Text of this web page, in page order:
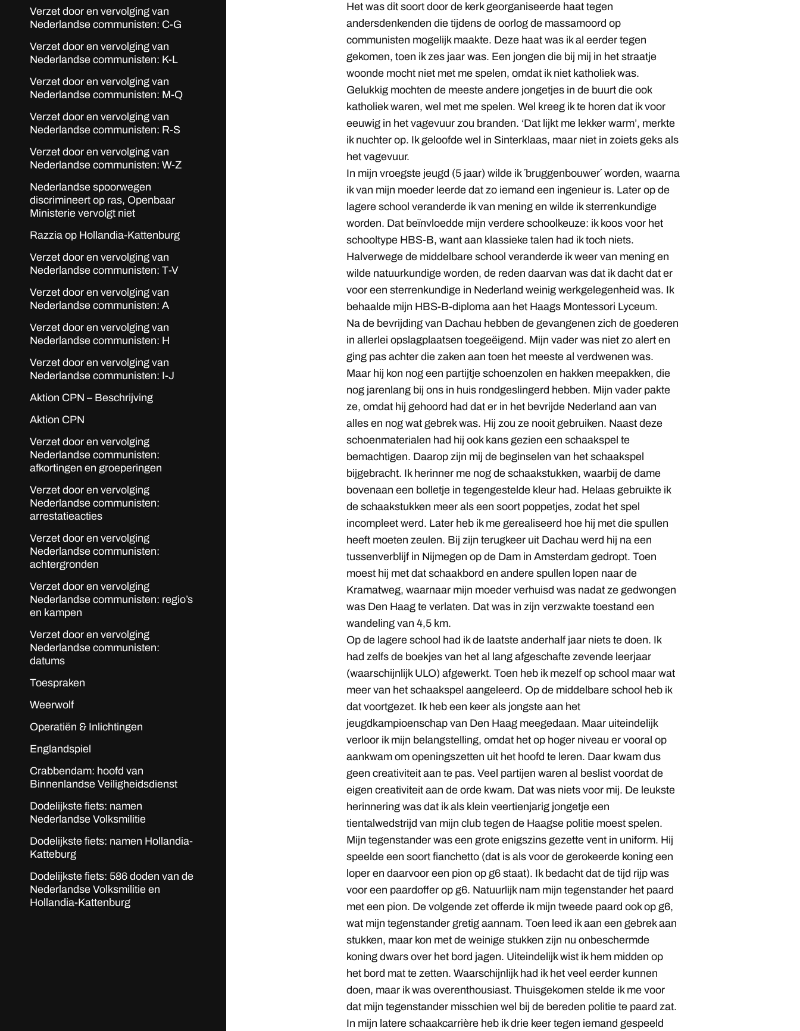
Verzet door en vervolging van
Nederlandse communisten: C-G
Verzet door en vervolging van
Nederlandse communisten: K-L
Verzet door en vervolging van
Nederlandse communisten: M-Q
Verzet door en vervolging van
Nederlandse communisten: R-S
Verzet door en vervolging van
Nederlandse communisten: W-Z
Nederlandse spoorwegen
discrimineert op ras, Openbaar
Ministerie vervolgt niet
Razzia op Hollandia-Kattenburg
Verzet door en vervolging van
Nederlandse communisten: T-V
Verzet door en vervolging van
Nederlandse communisten: A
Verzet door en vervolging van
Nederlandse communisten: H
Verzet door en vervolging van
Nederlandse communisten: I-J
Aktion CPN – Beschrijving
Aktion CPN
Verzet door en vervolging
Nederlandse communisten:
afkortingen en groeperingen
Verzet door en vervolging
Nederlandse communisten:
arrestatieacties
Verzet door en vervolging
Nederlandse communisten:
achtergronden
Verzet door en vervolging
Nederlandse communisten: regio’s
en kampen
Verzet door en vervolging
Nederlandse communisten:
datums
Toespraken
Weerwolf
Operatiën & Inlichtingen
Englandspiel
Crabbendam: hoofd van
Binnenlandse Veiligheidsdienst
Dodelijkste fiets: namen
Nederlandse Volksmilitie
Dodelijkste fiets: namen Hollandia-
Katteburg
Dodelijkste fiets: 586 doden van de
Nederlandse Volksmilitie en
Hollandia-Kattenburg
Het was dit soort door de kerk georganiseerde haat tegen
andersdenkenden die tijdens de oorlog de massamoord op
communisten mogelijk maakte. Deze haat was ik al eerder tegen
gekomen, toen ik zes jaar was. Een jongen die bij mij in het straatje
woonde mocht niet met me spelen, omdat ik niet katholiek was.
Gelukkig mochten de meeste andere jongetjes in de buurt die ook
katholiek waren, wel met me spelen. Wel kreeg ik te horen dat ik voor
eeuwig in het vagevuur zou branden. ‘Dat lijkt me lekker warm’, merkte
ik nuchter op. Ik geloofde wel in Sinterklaas, maar niet in zoiets geks als
het vagevuur.
In mijn vroegste jeugd (5 jaar) wilde ik ´bruggenbouwer´ worden, waarna
ik van mijn moeder leerde dat zo iemand een ingenieur is. Later op de
lagere school veranderde ik van mening en wilde ik sterrenkundige
worden. Dat beïnvloedde mijn verdere schoolkeuze: ik koos voor het
schooltype HBS-B, want aan klassieke talen had ik toch niets.
Halverwege de middelbare school veranderde ik weer van mening en
wilde natuurkundige worden, de reden daarvan was dat ik dacht dat er
voor een sterrenkundige in Nederland weinig werkgelegenheid was. Ik
behaalde mijn HBS-B-diploma aan het Haags Montessori Lyceum.
Na de bevrijding van Dachau hebben de gevangenen zich de goederen
in allerlei opslagplaatsen toegeëigend. Mijn vader was niet zo alert en
ging pas achter die zaken aan toen het meeste al verdwenen was.
Maar hij kon nog een partijtje schoenzolen en hakken meepakken, die
nog jarenlang bij ons in huis rondgeslingerd hebben. Mijn vader pakte
ze, omdat hij gehoord had dat er in het bevrijde Nederland aan van
alles en nog wat gebrek was. Hij zou ze nooit gebruiken. Naast deze
schoenmaterialen had hij ook kans gezien een schaakspel te
bemachtigen. Daarop zijn mij de beginselen van het schaakspel
bijgebracht. Ik herinner me nog de schaakstukken, waarbij de dame
bovenaan een bolletje in tegengestelde kleur had. Helaas gebruikte ik
de schaakstukken meer als een soort poppetjes, zodat het spel
incompleet werd. Later heb ik me gerealiseerd hoe hij met die spullen
heeft moeten zeulen. Bij zijn terugkeer uit Dachau werd hij na een
tussenverblijf in Nijmegen op de Dam in Amsterdam gedropt. Toen
moest hij met dat schaakbord en andere spullen lopen naar de
Kramatweg, waarnaar mijn moeder verhuisd was nadat ze gedwongen
was Den Haag te verlaten. Dat was in zijn verzwakte toestand een
wandeling van 4,5 km.
Op de lagere school had ik de laatste anderhalf jaar niets te doen. Ik
had zelfs de boekjes van het al lang afgeschafte zevende leerjaar
(waarschijnlijk ULO) afgewerkt. Toen heb ik mezelf op school maar wat
meer van het schaakspel aangeleerd. Op de middelbare school heb ik
dat voortgezet. Ik heb een keer als jongste aan het
jeugdkampioenschap van Den Haag meegedaan. Maar uiteindelijk
verloor ik mijn belangstelling, omdat het op hoger niveau er vooral op
aankwam om openingszetten uit het hoofd te leren. Daar kwam dus
geen creativiteit aan te pas. Veel partijen waren al beslist voordat de
eigen creativiteit aan de orde kwam. Dat was niets voor mij. De leukste
herinnering was dat ik als klein veertienjarig jongetje een
tientalwedstrijd van mijn club tegen de Haagse politie moest spelen.
Mijn tegenstander was een grote enigszins gezette vent in uniform. Hij
speelde een soort fianchetto (dat is als voor de gerokeerde koning een
loper en daarvoor een pion op g6 staat). Ik bedacht dat de tijd rijp was
voor een paardoffer op g6. Natuurlijk nam mijn tegenstander het paard
met een pion. De volgende zet offerde ik mijn tweede paard ook op g6,
wat mijn tegenstander gretig aannam. Toen leed ik aan een gebrek aan
stukken, maar kon met de weinige stukken zijn nu onbeschermde
koning dwars over het bord jagen. Uiteindelijk wist ik hem midden op
het bord mat te zetten. Waarschijnlijk had ik het veel eerder kunnen
doen, maar ik was overenthousiast. Thuisgekomen stelde ik me voor
dat mijn tegenstander misschien wel bij de bereden politie te paard zat.
In mijn latere schaakcarrière heb ik drie keer tegen iemand gespeeld